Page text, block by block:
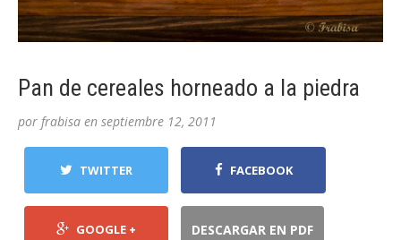
Pan de cereales horneado a la piedra
por frabisa en septiembre 12, 2011
TWITTER FACEBOOK
GOOGLE + DESCARGAR EN PDF